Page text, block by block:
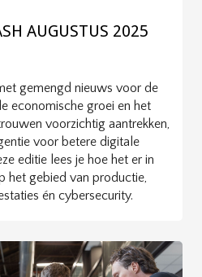
AUGUSTUS 2025
gemengd nieuws voor de
economische groei en het
voorzichtig aantrekken,
voor betere digitale
editie lees je hoe het er in
het gebied van productie,
én cybersecurity.